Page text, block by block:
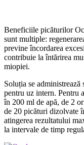
Beneficiile picăturilor
sunt multiple:
previne încordarea
contribuie la întărirea
miopiei.
Soluția se
pentru uz intern. Pentru
în 200 ml de apă, de 2
de 20 picături dizolvate
atingerea rezultatului
la intervale de timp